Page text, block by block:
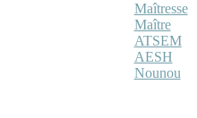
Maîtresse
Maître
ATSEM
AESH
Nounou